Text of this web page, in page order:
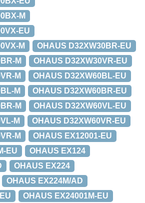
M
EU
M
OHAUS D32XW30BR-EU
M
OHAUS D32XW30VR-EU
M
OHAUS D32XW60BL-EU
M
OHAUS D32XW60BR-EU
M
OHAUS D32XW60VL-EU
M
OHAUS D32XW60VR-EU
M
OHAUS EX12001-EU
EU
OHAUS EX124
OHAUS EX224
OHAUS EX224M/AD
OHAUS EX24001M-EU